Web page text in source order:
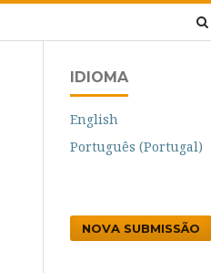
IDIOMA
English
Português (Portugal)
NOVA SUBMISSÃO